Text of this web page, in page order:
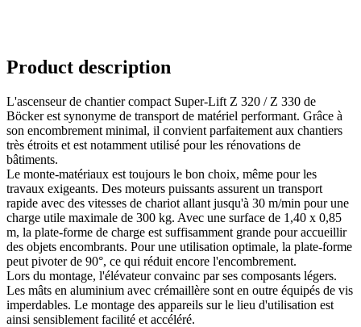
Product description
L'ascenseur de chantier compact Super-Lift Z 320 / Z 330 de
Böcker est synonyme de transport de matériel performant. Grâce à
son encombrement minimal, il convient parfaitement aux chantiers
très étroits et est notamment utilisé pour les rénovations de
bâtiments.
Le monte-matériaux est toujours le bon choix, même pour les
travaux exigeants. Des moteurs puissants assurent un transport
rapide avec des vitesses de chariot allant jusqu'à 30 m/min pour une
charge utile maximale de 300 kg. Avec une surface de 1,40 x 0,85
m, la plate-forme de charge est suffisamment grande pour accueillir
des objets encombrants. Pour une utilisation optimale, la plate-forme
peut pivoter de 90°, ce qui réduit encore l'encombrement.
Lors du montage, l'élévateur convainc par ses composants légers.
Les mâts en aluminium avec crémaillère sont en outre équipés de vis
imperdables. Le montage des appareils sur le lieu d'utilisation est
ainsi sensiblement facilité et accéléré.